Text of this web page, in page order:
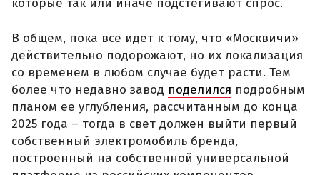
которые так или иначе подстегивают спрос.
В общем, пока все идет к тому, что «Москвичи»
действительно подорожают, но их локализация
со временем в любом случае будет расти. Тем
более что недавно завод поделился подробным
планом ее углубления, рассчитанным до конца
2025 года – тогда в свет должен выйти первый
собственный электромобиль бренда,
построенный на собственной универсальной